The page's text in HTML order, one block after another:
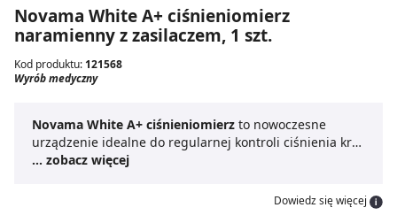
Novama White A+ ciśnieniomierz
naramienny z zasilaczem, 1 szt.
Kod produktu: 121568
Wyrób medyczny
Novama White A+ ciśnieniomierz to nowoczesne
urządzenie idealne do regularnej kontroli ciśnienia krwi
w domu. Jest prosty w obsłudze i zapewnia precyzyjny
Ciśnieniomierz z zasilaczem USB Czapewnia
wygodne i energooszczędne użytkowanie. Jego zaletą
... zobacz więcej
Dowiedz się więcej